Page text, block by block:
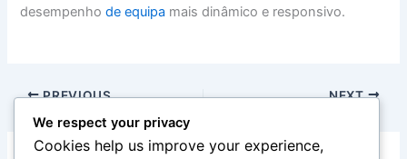
desempenhode equipa mais dinâmico e responsivo.
PREVIOUS NEXT
We respect your privacy
Cookies help us improve your experience,